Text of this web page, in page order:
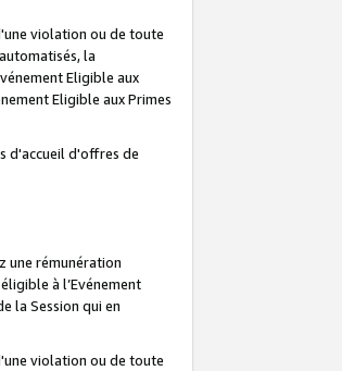
violation ou de toute
la
Eligible aux
Eligible aux Primes
d'accueil d'offres de
une rémunération
à l’Evénement
la Session qui en
violation ou de toute